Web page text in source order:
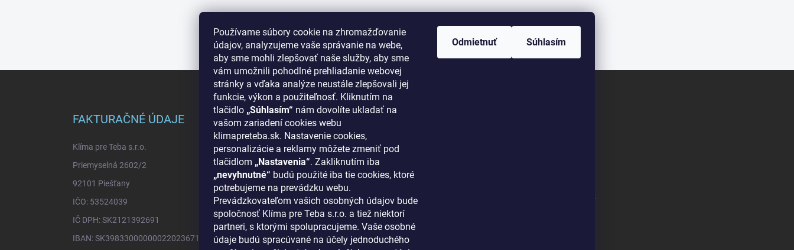
Používame súbory cookie na zhromažďovanie
údajov, analyzujeme vaše správanie na webe,
aby sme mohli zlepšovať naše služby, aby sme
vám umožnili pohodlné prehliadanie webovej
stránky a vďaka analýze neustále zlepšovali jej
funkcie, výkon a použiteľnosť. Kliknutím na
tlačidlo „Súhlasím“ nám dovolíte ukladať na
vašom zariadení cookies webu
klimapreteba.sk. Nastavenie cookies,
personalizácie a reklamy môžete zmeniť pod
tlačidlom „Nastavenia“. Zakliknutím iba
„nevyhnutné“ budú použité iba tie cookies, ktoré
potrebujeme na prevádzku webu.
Prevádzkovateľom vašich osobných údajov bude
spoločnosť Klíma pre Teba s.r.o. a tiež niektorí
partneri, s ktorými spolupracujeme. Vaše osobné
údaje budú spracúvané na účely jednoduchého
Odmietnuť Súhlasím
FAKTURAČNÉ ÚDAJE
Klíma pre Teba s.r.o.
Priemyselná 2602/2
92101 Piešťany
IČO: 53524039
IČ DPH: SK2121392691
IBAN: SK3983300000002202367125
INFORMÁCIE PRE VÁS
O nás
Ako nakupovať
Bonusový systém
Reklamácie a vrátenie tovaru
Blog - najnovšie články
Obchodné podmienky
https://www.facebook.com/klimapreteba.sk